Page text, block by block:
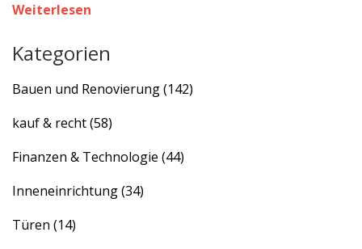
Weiterlesen
Kategorien
Bauen und Renovierung(142)
kauf & recht(58)
Finanzen & Technologie (44)
Inneneinrichtung(34)
Türen (14)